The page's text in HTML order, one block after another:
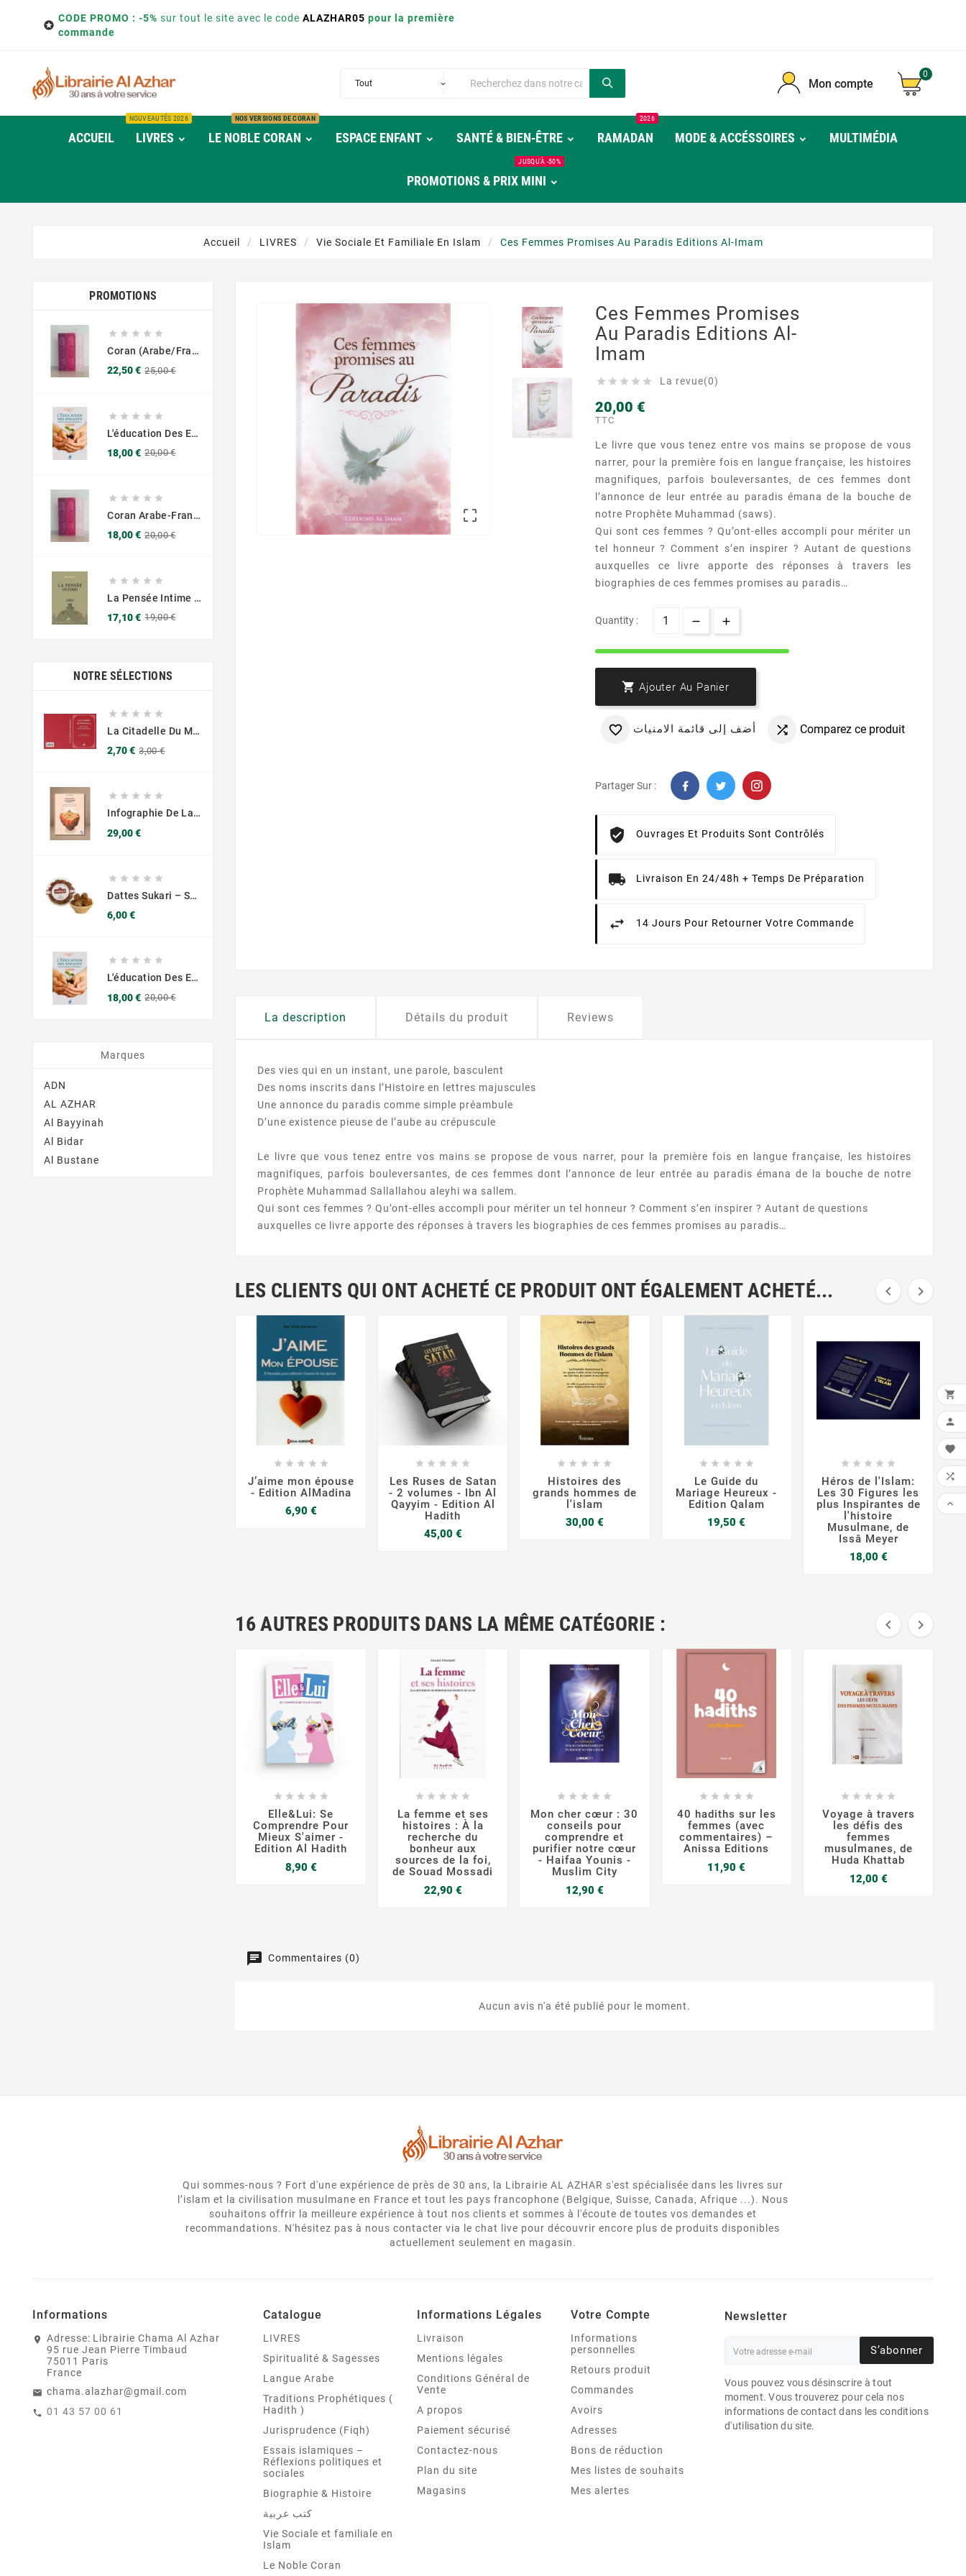

CODE PROMO : -5% sur tout le site avec le code ALAZHAR05 pour la première
commande
Mon compte
0
ACCUEIL LIVRES
NOUVEAUTÉS 2026
LE NOBLE CORAN
NOS VERSIONS DE CORAN
ESPACE ENFANT SANTÉ & BIEN‑ÊTRE RAMADAN
2026
MODE & ACCÉSSOIRES MULTIMÉDIA
PROMOTIONS & PRIX MINI
JUSQU'À -50%
Accueil LIVRES Vie Sociale Et Familiale En Islam Ces Femmes Promises Au Paradis Editions Al-Imam
PROMOTIONS
    
Coran (Arabe/Français) - Grand Format 17x25 - Couverture Daim - Pages Dorées
22,50 € 25,00 €
    
L'éducation Des Enfants Selon Les Principes Du Prophète Sws
18,00 € 20,00 €
    
Coran Arabe-Français – Traduction Officielle (14x20 Cm ) – Couverture Daim Luxees Dorées
18,00 € 20,00 €
    
La Pensée Intime - Ibn Al Jawzi - Éditions Chama (Al Azhar)
17,10 € 19,00 €
NOTRE SÉLECTIONS
    
La Citadelle Du Musulman – Al‑Qahtânî – Éditions Al‑Azhar (français/arabe/phonétique)
2,70 € 3,00 €
    
Infographie De La Vie Du Prophète Muhammad ﷺ – Biographie Illustrée
29,00 €Prix
    
Dattes Sukari – Saveur Exquise Et Qualité Premium
6,00 €Prix
    
L'éducation Des Enfants Selon Les Principes Du Prophète Sws
18,00 € 20,00 €
Marques
ADN
AL AZHAR
Al Bayyinah
Al Bidar
Al Bustane

Ces Femmes Promises
Au Paradis Editions Al-
Imam
     La revue(0)
20,00 €
TTC
Le livre que vous tenez entre vos mains se propose de vous
narrer, pour la première fois en langue française, les histoires
magnifiques, parfois bouleversantes, de ces femmes dont
l’annonce de leur entrée au paradis émana de la bouche de
notre Prophète Muhammad (saws).
Qui sont ces femmes ? Qu’ont-elles accompli pour mériter un
tel honneur ? Comment s’en inspirer ? Autant de questions
auxquelles ce livre apporte des réponses à travers les
biographies de ces femmes promises au paradis…
Quantity :
 Ajouter Au Panier
 أضف إلى قائمة الامنيات  Comparez ce produit
Partager Sur :
Ouvrages Et Produits Sont Contrôlés
Livraison En 24/48h + Temps De Préparation
14 Jours Pour Retourner Votre Commande
La description Détails du produit Reviews
Des vies qui en un instant, une parole, basculent
Des noms inscrits dans l’Histoire en lettres majuscules
Une annonce du paradis comme simple préambule
D’une existence pieuse de l’aube au crépuscule
Le livre que vous tenez entre vos mains se propose de vous narrer, pour la première fois en langue française, les histoires
magnifiques, parfois bouleversantes, de ces femmes dont l’annonce de leur entrée au paradis émana de la bouche de notre
Prophète Muhammad Sallallahou aleyhi wa sallem.
Qui sont ces femmes ? Qu’ont-elles accompli pour mériter un tel honneur ? Comment s’en inspirer ? Autant de questions
auxquelles ce livre apporte des réponses à travers les biographies de ces femmes promises au paradis…
LES CLIENTS QUI ONT ACHETÉ CE PRODUIT ONT ÉGALEMENT ACHETÉ...  



    
J’aime mon épouse
- Edition AlMadina
6,90 €Prix
 


    
Les Ruses de Satan
- 2 volumes - Ibn Al
Qayyim - Edition Al
Hadith
45,00 €Prix
 


    
Histoires des
grands hommes de
l'islam
30,00 €Prix
 


    
Le Guide du
Mariage Heureux -
Edition Qalam
19,50 €

    
Héros de l'Islam:
Les 30 Figures les
plus Inspirantes de
l'histoire
Musulmane, de
Issâ Meyer
18,00 €Prix
16 AUTRES PRODUITS DANS LA MÊME CATÉGORIE :  
    
Elle&Lui: Se
Comprendre Pour
Mieux S'aimer -
Edition Al Hadith
8,90 €Prix
    
La femme et ses
histoires : À la
recherche du
bonheur aux
sources de la foi,
de Souad Mossadi
22,90 €Prix
    
Mon cher cœur : 30
conseils pour
comprendre et
purifier notre cœur
- Haifaa Younis -
Muslim City
12,90 €Prix
 

    
40 hadiths sur les
femmes (avec
commentaires) –
Anissa Editions
11,90 €
    
Voyage à travers
les défis des
femmes
musulmanes, de
Huda Khattab
12,00 €Prix
Commentaires (0)
Aucun avis n'a été publié pour le moment.
Qui sommes-nous ? Fort d'une expérience de près de 30 ans, la Librairie AL AZHAR s'est spécialisée dans les livres sur
l’islam et la civilisation musulmane en France et tout les pays francophone (Belgique, Suisse, Canada, Afrique ...). Nous
souhaitons offrir la meilleure expérience à tout nos clients et sommes à l'écoute de toutes vos demandes et
recommandations. N'hésitez pas à nous contacter via le chat live pour découvrir encore plus de produits disponibles
actuellement seulement en magasin.
Informations
Adresse: Librairie Chama Al Azhar
95 rue Jean Pierre Timbaud
75011 Paris
France
chama.alazhar@gmail.com
01 43 57 00 61
Catalogue
LIVRES
Spiritualité & Sagesses
Langue Arabe
Traditions Prophétiques (
Hadith )
Jurisprudence (Fiqh)
Essais islamiques –
Réflexions politiques et
sociales
Biographie & Histoire
كتب عربية
Vie Sociale et familiale en
Islam
Le Noble Coran
Informations Légales
Livraison
Mentions légales
Conditions Général de
Vente
A propos
Paiement sécurisé
Contactez-nous
Plan du site
Magasins
Votre Compte
Informations
personnelles
Retours produit
Commandes
Avoirs
Adresses
Bons de réduction
Mes listes de souhaits
Mes alertes
Newsletter
S’abonner
Vous pouvez vous désinscrire à tout
moment. Vous trouverez pour cela nos
informations de contact dans les conditions
d'utilisation du site.




